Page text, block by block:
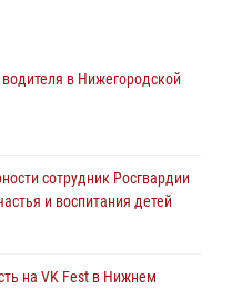
мероприятия в рамках
на VK Fest в Нижнем
неделю выезжали
в Нижегородской
сотрудник Росгвардии
и воспитания детей
на VK Fest в Нижнем